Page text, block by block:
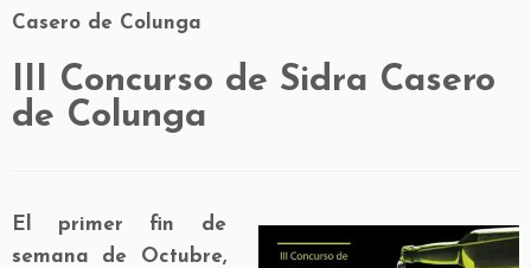
Casero de Colunga
III Concurso de Sidra Casero
de Colunga
El primer fin de
semana de Octubre,